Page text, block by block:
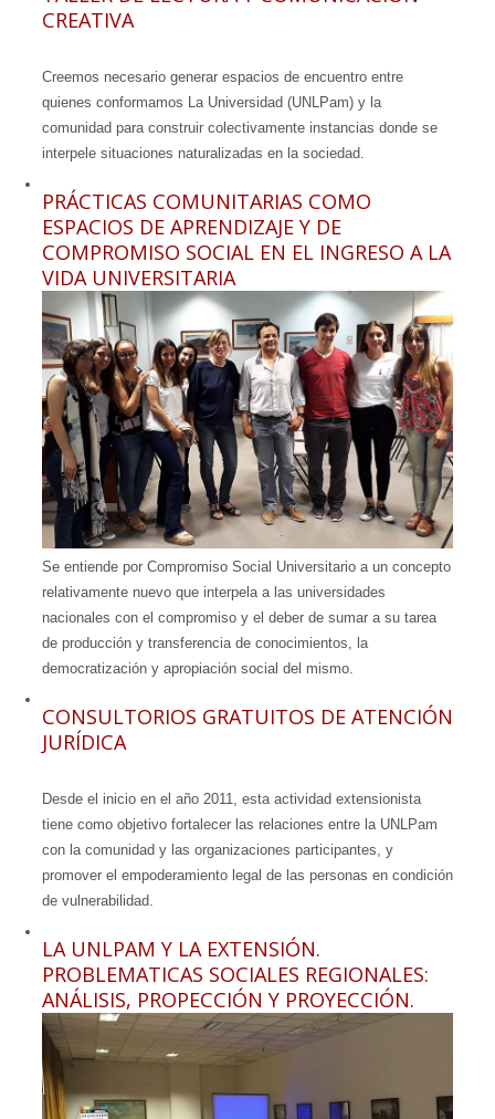
CREATIVA
Creemos necesario generar espacios de encuentro entre
quienes conformamos La Universidad (UNLPam) y la
comunidad para construir colectivamente instancias donde se
interpele situaciones naturalizadas en la sociedad.
PRÁCTICAS COMUNITARIAS COMO
ESPACIOS DE APRENDIZAJE Y DE
COMPROMISO SOCIAL EN EL INGRESO A LA
VIDA UNIVERSITARIA
Se entiende por Compromiso Social Universitario a un concepto
relativamente nuevo que interpela a las universidades
nacionales con el compromiso y el deber de sumar a su tarea
de producción y transferencia de conocimientos, la
democratización y apropiación social del mismo.
CONSULTORIOS GRATUITOS DE ATENCIÓN
JURÍDICA
Desde el inicio en el año 2011, esta actividad extensionista
tiene como objetivo fortalecer las relaciones entre la UNLPam
con la comunidad y las organizaciones participantes, y
promover el empoderamiento legal de las personas en condición
de vulnerabilidad.
LA UNLPAM Y LA EXTENSIÓN.
PROBLEMATICAS SOCIALES REGIONALES:
ANÁLISIS, PROPECCIÓN Y PROYECCIÓN.